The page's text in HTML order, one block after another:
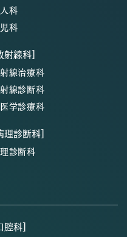
科
科
射線科]
線治療科
線診断科
学診療科
理診断科]
診断科
腔科]